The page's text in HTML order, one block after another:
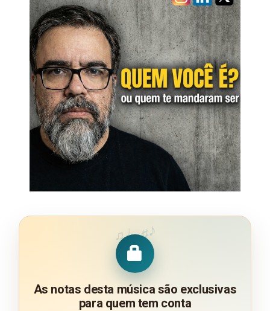
♫♩♯♪
As notas desta música são exclusivas
para quem tem conta